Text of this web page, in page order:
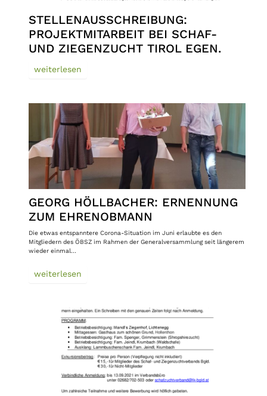
STELLENAUSSCHREIBUNG:
PROJEKTMITARBEIT BEI SCHAF-
UND ZIEGENZUCHT TIROL EGEN.
weiterlesen
GEORG HÖLLBACHER: ERNENNUNG
ZUM EHRENOBMANN
Die etwas entspanntere Corona-Situation im Juni erlaubte es den
Mitgliedern des ÖBSZ im Rahmen der Generalversammlung seit längerem
wieder einmal…
weiterlesen